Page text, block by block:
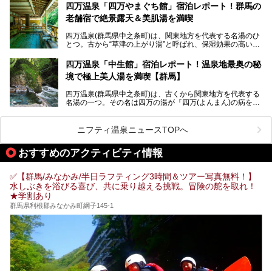
も多いかもしれません。
そこで筆者である私が実際に行ってみました！万座温泉の楽
しみ方や周辺の観光地を解説します。
また、日帰り入浴できる温泉から混浴可能な温泉まで、おす
すめの入浴施設もご紹介します！
四万温泉「四万やまぐち館」宿泊レポート！群馬の
老舗宿で絶景露天＆美肌湯を満喫
四万温泉(群馬県中之条町)は、関東地方を代表する名湯のひ
とつ。古から“草津の上がり湯”と呼ばれ、保湿効果の高い美
「四万やまぐち館」は、この地を代表する旅館の一つ。日帰
り入浴も可能ですが、やはり宿泊してじっくり楽しむのがベ
肌湯をはじめ、館内の魅力をたっぷりとご紹介します！
四万温泉「中生館」宿泊レポート！温泉地最奥の秘
境で極上美人湯を満喫【群馬】
四万温泉(群馬県中之条町)は、古くから関東地方を代表する
名湯の一つ。その名は四万の湯が『四万(よんまん)の病を癒
観光客で賑わう人気温泉地です。
「中生館」は四万温泉最奥に位置し、秘境感漂う老舗宿。泉
質の良さ(特に美人湯効果)に定評があり、知る人ぞ知る穴場
的存在です。今回は筆者自ら宿泊し、自慢の温泉をはじめ食
事・客室・共有スペースなど、宿の全貌を徹底紹介します。
ニフティ温泉ニュースTOPへ
おすすめのアクティビティ情報
✅【群馬/みなかみ/半日ラフティング3時間＆ツアー写真無料！】
水しぶきを浴びる喜び、共に乗り越える挑戦。冒険の舵を取れ！
★学割あり
群馬県利根郡みなかみ町綱子145-1